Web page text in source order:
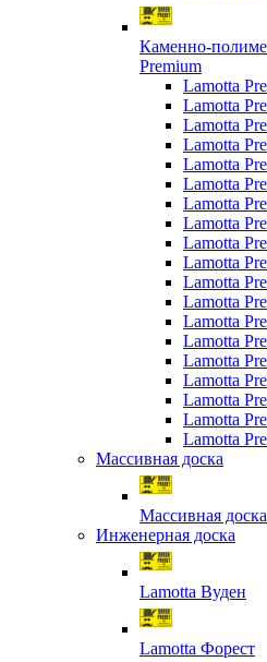
Каменно-
Premium
Lamotta
Lamotta
Lamotta
Lamotta
Lamotta
Lamotta
Lamotta
Lamotta
Lamotta
Lamotta
Lamotta
Lamotta
Lamotta
Lamotta
Lamotta
Lamotta
Lamotta
Lamotta
Lamotta
Массивная доска
Массивная
Инженерная доска
Lamotta Вуден
Lamotta Форест